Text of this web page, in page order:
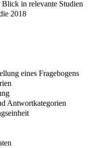
in relevante Studien
2018
eines Fragebogens
Antwortkategorien